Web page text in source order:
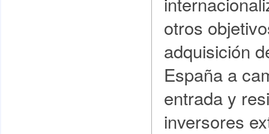
otros
adquisición
España a
entrada y
inversores